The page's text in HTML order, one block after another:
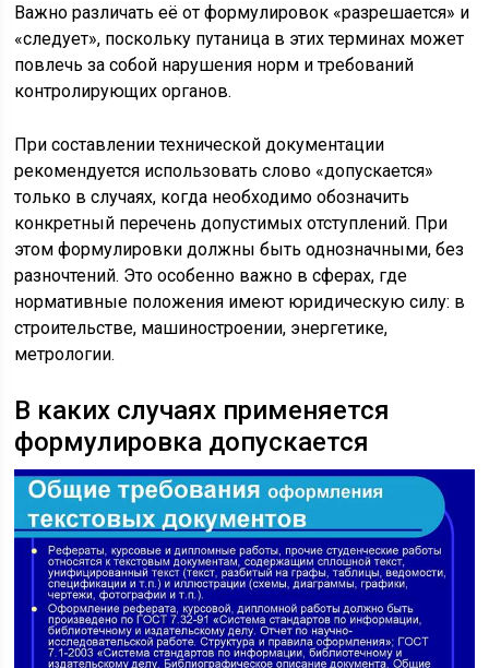
Важно различать её от формулировок «разрешается» и
«следует», поскольку путаница в этих терминах может
повлечь за собой нарушения норм и требований
контролирующих органов.
При составлении технической документации
рекомендуется использовать слово «допускается»
только в случаях, когда необходимо обозначить
конкретный перечень допустимых отступлений. При
этом формулировки должны быть однозначными, без
разночтений. Это особенно важно в сферах, где
нормативные положения имеют юридическую силу: в
строительстве, машиностроении, энергетике,
метрологии.
В каких случаях применяется
формулировка допускается